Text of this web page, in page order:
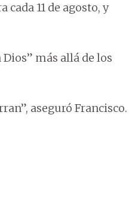
cada 11 de agosto, y
más allá de los
aseguró Francisco.